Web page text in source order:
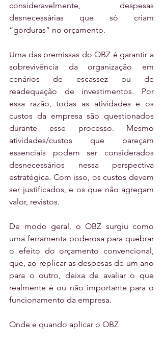
consideravelmente, despesas
desnecessárias que só criam
“gorduras” no orçamento.
Uma das premissas do OBZ é garantir a
sobrevivência da organização em
cenários de escassez ou de
readequação de investimentos. Por
essa razão, todas as atividades e os
custos da empresa são questionados
durante esse processo. Mesmo
atividades/custos que pareçam
essenciais podem ser considerados
desnecessários nessa perspectiva
estratégica. Com isso, os custos devem
ser justificados, e os que não agregam
valor, revistos.
De modo geral, o OBZ surgiu como
uma ferramenta poderosa para quebrar
o efeito do orçamento convencional,
que, ao replicar as despesas de um ano
para o outro, deixa de avaliar o que
realmente é ou não importante para o
funcionamento da empresa.
Onde e quando aplicar o OBZ